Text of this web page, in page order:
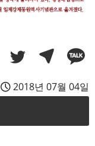
2018년 07월 04일